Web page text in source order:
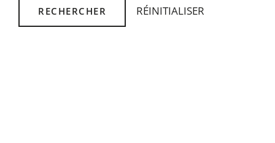
RECHERCHER RÉINITIALISER